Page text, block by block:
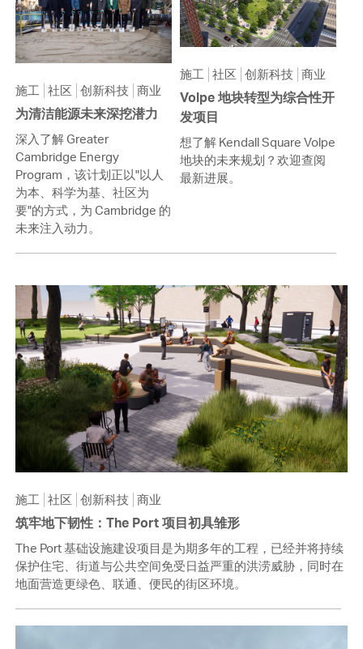
施工 社区 创新科技 商业
为清洁能源未来深挖潜力
深入了解 Greater
Cambridge Energy
Program，该计划正以"以人
为本、科学为基、社区为
要"的方式，为 Cambridge 的
未来注入动力。
施工 社区 创新科技 商业
Volpe 地块转型为综合性开
发项目
想了解 Kendall Square Volpe
地块的未来规划？欢迎查阅
最新进展。
施工 社区 创新科技 商业
筑牢地下韧性：The Port 项目初具雏形
The Port 基础设施建设项目是为期多年的工程，已经并将持续
保护住宅、街道与公共空间免受日益严重的洪涝威胁，同时在
地面营造更绿色、联通、便民的街区环境。